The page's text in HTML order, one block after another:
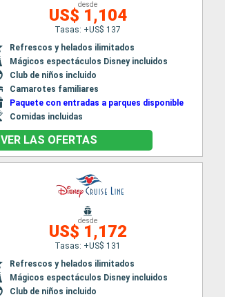
desde
US$ 1,104
Tasas: +US$ 137
Refrescos y helados ilimitados
Mágicos espectáculos Disney incluidos
Club de niños incluido
Camarotes familiares
Paquete con entradas a parques disponible
Comidas incluidas
VER LAS OFERTAS
desde
US$ 1,172
Tasas: +US$ 131
Refrescos y helados ilimitados
Mágicos espectáculos Disney incluidos
Club de niños incluido